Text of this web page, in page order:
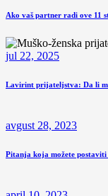
Ako vaš partner radi ove 11
jul 22, 2025
Lavirint prijateljstva: Da li
avgust 28, 2023
Pitanja koja možete